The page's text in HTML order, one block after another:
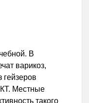
В
варикоз,
гейзеров
Местные
такого